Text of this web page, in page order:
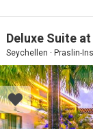
Deluxe Suite
Seychellen · Praslin-